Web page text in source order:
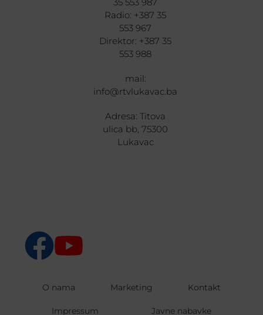
Radio: +387 35
553 967
Direktor: +387 35
553 988
mail:
info@rtvlukavac.ba
Adresa: Titova
ulica bb, 75300
Lukavac
O nama Marketing Kontakt
Impressum Javne nabavke